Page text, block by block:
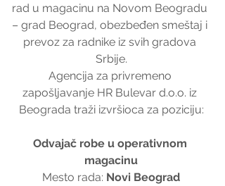
rad u magacinu na Novom Beogradu
– grad Beograd, obezbeđen smeštaj i
prevoz za radnike iz svih gradova
Srbije.
Agencija za privremeno
zapošljavanje HR Bulevar d.o.o. iz
Beograda traži izvršioca za poziciju:
Odvajač robe u operativnom
magacinu
Mesto rada: Novi Beograd